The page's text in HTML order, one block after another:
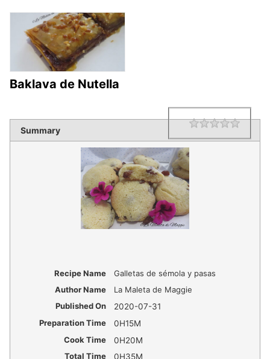
Baklava de Nutella
Summary Rating
Recipe Name
Galletas de sémola y pasas
Author Name
La Maleta de Maggie
Published On
2020-07-31
Preparation Time
0H15M
Cook Time
0H20M
Total Time
0H35M